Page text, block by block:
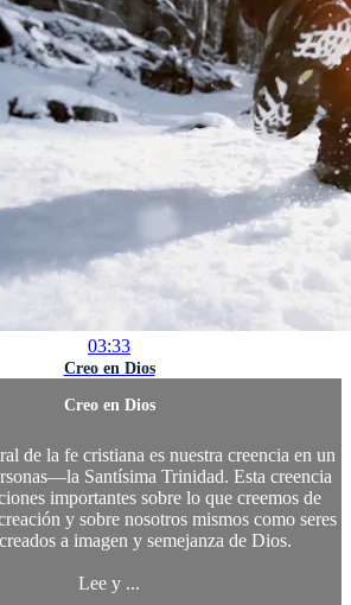
03:33
Creo en Dios
Creo en Dios
de la fe cristiana es nuestra creencia en un
Santísima Trinidad. Esta creencia
importantes sobre lo que creemos de
y sobre nosotros mismos como seres
a imagen y semejanza de Dios.
Lee y ...